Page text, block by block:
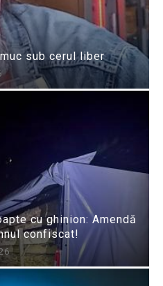
sub cerul liber
cu ghinion: Amendă
confiscat!